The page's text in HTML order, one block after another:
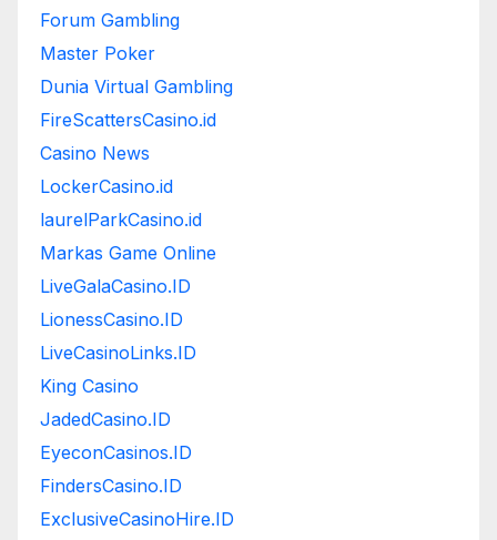
Forum Gambling
Master Poker
Dunia Virtual Gambling
FireScattersCasino.id
Casino News
LockerCasino.id
laurelParkCasino.id
Markas Game Online
LiveGalaCasino.ID
LionessCasino.ID
LiveCasinoLinks.ID
King Casino
JadedCasino.ID
EyeconCasinos.ID
FindersCasino.ID
ExclusiveCasinoHire.ID